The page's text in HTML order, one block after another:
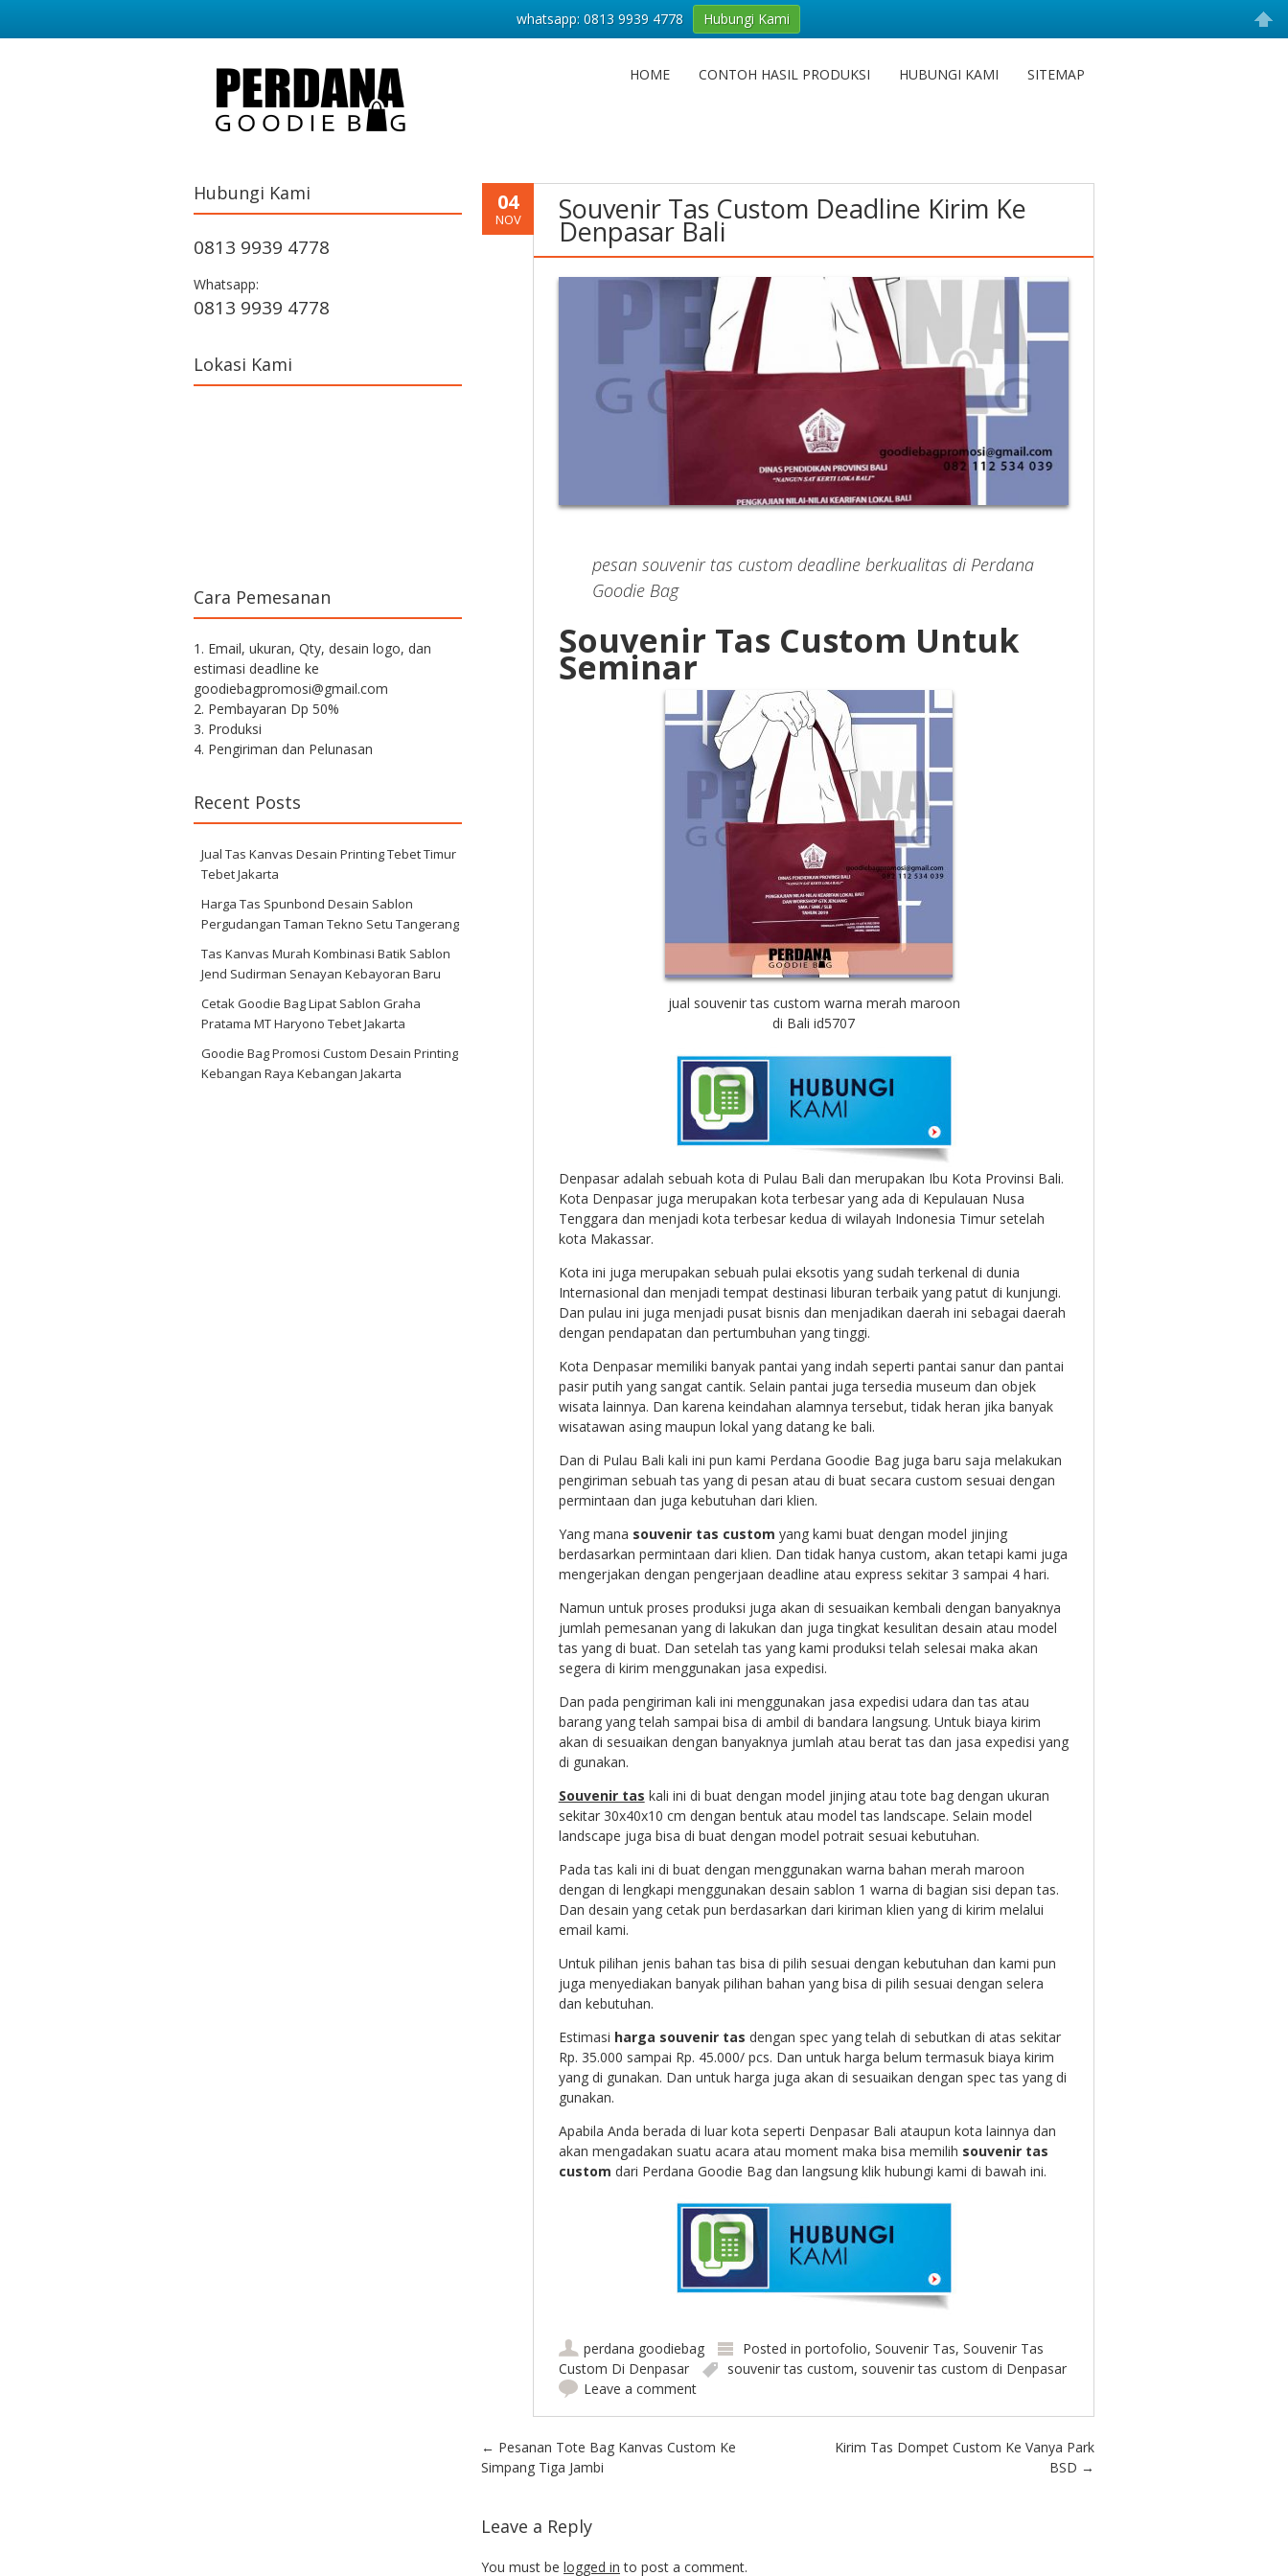
HOME CONTOH HASIL PRODUKSI HUBUNGI KAMI SITEMAP
04
NOV Souvenir Tas Custom Deadline Kirim Ke
Denpasar Bali
pesan souvenir tas custom deadline berkualitas di Perdana
Goodie Bag
Souvenir Tas Custom Untuk
Seminar
jual souvenir tas custom warna merah maroon
di Bali id5707
Denpasar adalah sebuah kota di Pulau Bali dan merupakan Ibu Kota Provinsi Bali.
Kota Denpasar juga merupakan kota terbesar yang ada di Kepulauan Nusa
Tenggara dan menjadi kota terbesar kedua di wilayah Indonesia Timur setelah
kota Makassar.
Kota ini juga merupakan sebuah pulai eksotis yang sudah terkenal di dunia
Internasional dan menjadi tempat destinasi liburan terbaik yang patut di kunjungi.
Dan pulau ini juga menjadi pusat bisnis dan menjadikan daerah ini sebagai daerah
dengan pendapatan dan pertumbuhan yang tinggi.
Kota Denpasar memiliki banyak pantai yang indah seperti pantai sanur dan pantai
pasir putih yang sangat cantik. Selain pantai juga tersedia museum dan objek
wisata lainnya. Dan karena keindahan alamnya tersebut, tidak heran jika banyak
wisatawan asing maupun lokal yang datang ke bali.
Dan di Pulau Bali kali ini pun kami Perdana Goodie Bag juga baru saja melakukan
pengiriman sebuah tas yang di pesan atau di buat secara custom sesuai dengan
permintaan dan juga kebutuhan dari klien.
Yang mana souvenir tas custom yang kami buat dengan model jinjing
berdasarkan permintaan dari klien. Dan tidak hanya custom, akan tetapi kami juga
mengerjakan dengan pengerjaan deadline atau express sekitar 3 sampai 4 hari.
Namun untuk proses produksi juga akan di sesuaikan kembali dengan banyaknya
jumlah pemesanan yang di lakukan dan juga tingkat kesulitan desain atau model
tas yang di buat. Dan setelah tas yang kami produksi telah selesai maka akan
segera di kirim menggunakan jasa expedisi.
Dan pada pengiriman kali ini menggunakan jasa expedisi udara dan tas atau
barang yang telah sampai bisa di ambil di bandara langsung. Untuk biaya kirim
akan di sesuaikan dengan banyaknya jumlah atau berat tas dan jasa expedisi yang
di gunakan.
Souvenir tas kali ini di buat dengan model jinjing atau tote bag dengan ukuran
sekitar 30x40x10 cm dengan bentuk atau model tas landscape. Selain model
landscape juga bisa di buat dengan model potrait sesuai kebutuhan.
Pada tas kali ini di buat dengan menggunakan warna bahan merah maroon
dengan di lengkapi menggunakan desain sablon 1 warna di bagian sisi depan tas.
Dan desain yang cetak pun berdasarkan dari kiriman klien yang di kirim melalui
email kami.
Untuk pilihan jenis bahan tas bisa di pilih sesuai dengan kebutuhan dan kami pun
juga menyediakan banyak pilihan bahan yang bisa di pilih sesuai dengan selera
dan kebutuhan.
Estimasi harga souvenir tas dengan spec yang telah di sebutkan di atas sekitar
Rp. 35.000 sampai Rp. 45.000/ pcs. Dan untuk harga belum termasuk biaya kirim
yang di gunakan. Dan untuk harga juga akan di sesuaikan dengan spec tas yang di
gunakan.
Apabila Anda berada di luar kota seperti Denpasar Bali ataupun kota lainnya dan
akan mengadakan suatu acara atau moment maka bisa memilih souvenir tas
custom dari Perdana Goodie Bag dan langsung klik hubungi kami di bawah ini.
perdana goodiebag Posted in portofolio, Souvenir Tas, Souvenir Tas
Custom Di Denpasar
souvenir tas custom, souvenir tas custom di Denpasar
Leave a comment
Post navigation
← Pesanan Tote Bag Kanvas Custom Ke
Simpang Tiga Jambi
Kirim Tas Dompet Custom Ke Vanya Park
BSD →
Leave a Reply
You must be logged in to post a comment.
Hubungi Kami
0813 9939 4778
Whatsapp:
0813 9939 4778
Lokasi Kami
Cara Pemesanan
1. Email, ukuran, Qty, desain logo, dan
estimasi deadline ke
goodiebagpromosi@gmail.com
2. Pembayaran Dp 50%
3. Produksi
4. Pengiriman dan Pelunasan
Recent Posts
Jual Tas Kanvas Desain Printing Tebet Timur
Tebet Jakarta
Harga Tas Spunbond Desain Sablon
Pergudangan Taman Tekno Setu Tangerang
Tas Kanvas Murah Kombinasi Batik Sablon
Jend Sudirman Senayan Kebayoran Baru
Cetak Goodie Bag Lipat Sablon Graha
Pratama MT Haryono Tebet Jakarta
Goodie Bag Promosi Custom Desain Printing
Kebangan Raya Kebangan Jakarta
whatsapp: 0813 9939 4778 Hubungi Kami